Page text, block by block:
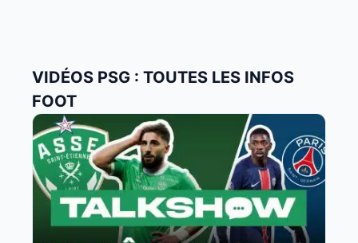
VIDÉOS PSG : TOUTES LES INFOS
FOOT